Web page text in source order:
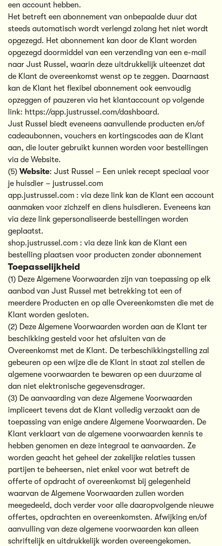
een account hebben.
Het betreft een abonnement van onbepaalde duur dat
steeds automatisch wordt verlengd zolang het niet wordt
opgezegd. Het abonnement kan door de Klant worden
opgezegd doormiddel van een verzending van een e-mail
naar Just Russel, waarin deze uitdrukkelijk uiteenzet dat
de Klant de overeenkomst wenst op te zeggen. Daarnaast
kan de Klant het flexibel abonnement ook eenvoudig
opzeggen of pauzeren via het klantaccount op volgende
link: https://app.justrussel.com/dashboard.
Just Russel biedt eveneens aanvullende producten en/of
cadeaubonnen, vouchers en kortingscodes aan de Klant
aan, die louter gebruikt kunnen worden voor bestellingen
via de Website.
(5) Website: Just Russel – Een uniek recept speciaal voor
je huisdier – justrussel.com
app.justrussel.com : via deze link kan de Klant een account
aanmaken voor zichzelf en diens huisdieren. Eveneens kan
via deze link gepersonaliseerde bestellingen worden
geplaatst.
shop.justrussel.com : via deze link kan de Klant een
bestelling plaatsen voor producten zonder abonnement
Toepasselijkheid
(1) Deze Algemene Voorwaarden zijn van toepassing op elk
aanbod van Just Russel met betrekking tot een of
meerdere Producten en op alle Overeenkomsten die met de
Klant worden gesloten.
(2) Deze Algemene Voorwaarden worden aan de Klant ter
beschikking gesteld voor het afsluiten van de
Overeenkomst met de Klant. De terbeschikkingstelling zal
gebeuren op een wijze die de Klant in staat zal stellen de
algemene voorwaarden te bewaren op een duurzame al
dan niet elektronische gegevensdrager.
(3) De aanvaarding van deze Algemene Voorwaarden
impliceert tevens dat de Klant volledig verzaakt aan de
toepassing van enige andere Algemene Voorwaarden. De
Klant verklaart van de algemene voorwaarden kennis te
hebben genomen en deze integraal te aanvaarden. Ze
worden geacht het geheel der zakelijke relaties tussen
partijen te beheersen, niet enkel voor wat betreft de
offerte of opdracht of overeenkomst bij gelegenheid
waarvan de Algemene Voorwaarden zullen worden
meegedeeld, doch verder voor alle daaropvolgende nieuwe
offertes, opdrachten en overeenkomsten. Afwijking en/of
aanvulling van deze algemene voorwaarden kan alleen
schriftelijk en uitdrukkelijk worden overeengekomen.